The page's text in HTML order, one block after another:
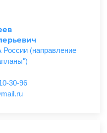
(направление
30-96
als